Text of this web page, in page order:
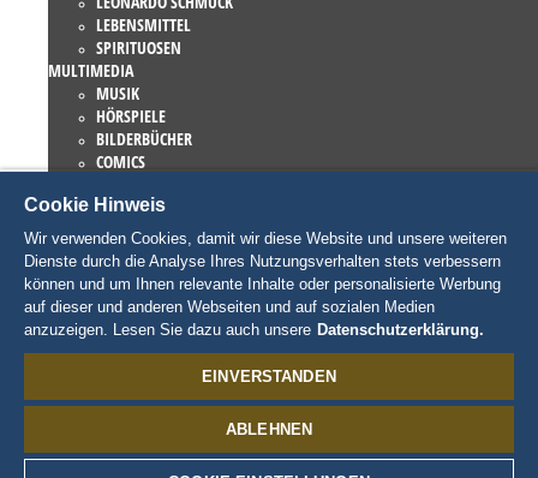
LEBENSMITTEL
SPIRITUOSEN
MULTIMEDIA
MUSIK
HÖRSPIELE
BILDERBÜCHER
COMICS
EUROPA-PARK BÜCHER
GAMES UND FILME
KOLLEKTIONEN
EUROPA-PARK ATTRAKTIONEN
TRAUMATICA – FESTIVAL OF FEAR
LIEBHABERSTÜCKE
TALENT ACADEMY
CHARAKTERE
ED EUROMAUS
Cookie Hinweis
Wir verwenden Cookies, damit wir diese Website und unsere weiteren
Dienste durch die Analyse Ihres Nutzungsverhalten stets verbessern
können und um Ihnen relevante Inhalte oder personalisierte Werbung
auf dieser und anderen Webseiten und auf sozialen Medien
anzuzeigen. Lesen Sie dazu auch unsere Datenschutzerklärung.
EINVERSTANDEN
ABLEHNEN